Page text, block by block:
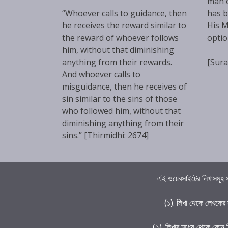
“Whoever calls to guidance, then
he receives the reward similar to
the reward of whoever follows
him, without that diminishing
anything from their rewards.
And whoever calls to
misguidance, then he receives of
sin similar to the sins of those
who followed him, without that
diminishing anything from their
sins.” [Thirmidhi: 2674]
has
His
এই ওয়েবসাইটের
(১). লিখা থেকে লেখকের